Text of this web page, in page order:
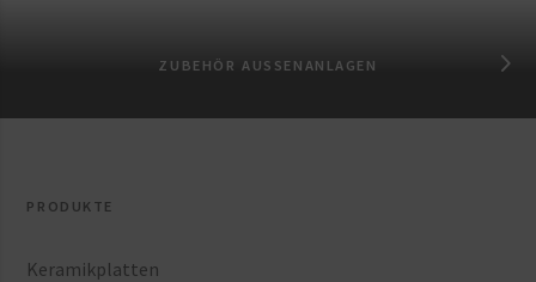
ZUBEHÖR AUSSENANLAGEN
PRODUKTE
Keramikplatten